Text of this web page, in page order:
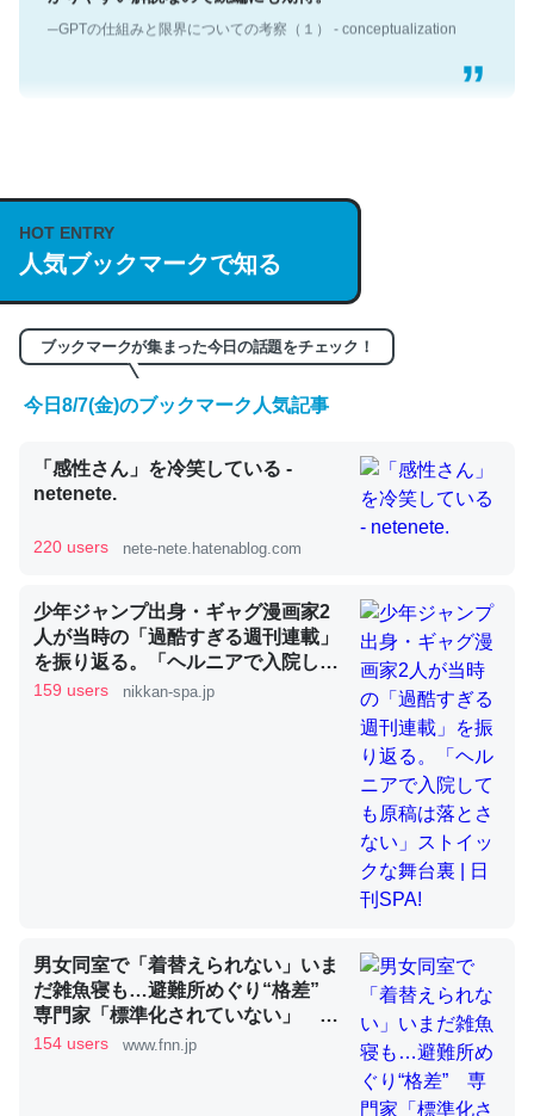
─GPTの仕組みと限界についての考察（１） - conceptualization
説してる記事が少ないので貴重な良記事。/続編来た
https://isobe324649.hatenablog.com/entry/2023/03/27
/064121
─GPTの仕組みと限界についての考察（１） - conceptualization
くらい。小説でいう「ずっと前の伏線」は回収されないけ
ど、短期記憶というには多い分量。進化すればするほど分
かりやすく強くなりそう
昆虫ってカルシウム少ないのか。知らんかった。調べたら
コオロギのカルシウム分はエビの600分の1程度。
─ニュース :: 【研究発表】昆虫学の大問題＝「昆虫はなぜ海にいな
論文では「淡水はカルシウムも酸素も不足してて両方に不
利だから両方が拮抗してるのでは」とあって面白い。海に
いる鋏角類（カブトガニ・ウミグモ）はカルシウムを使わ
ずキチンを強化してる筈だが、酵素が違うのか？
─ニュース :: 【研究発表】昆虫学の大問題＝「昆虫はなぜ海にいな
HOT ENTRY
人気ブックマークで知る
ブックマークが集まった今日の話題をチェック！
今日8/7(金)のブックマーク人気記事
「感性さん」を冷笑している -
netenete.
220 users nete-nete.hatenablog.com
少年ジャンプ出身・ギャグ漫画家2
人が当時の「過酷すぎる週刊連載」
を振り返る。「ヘルニアで入院して
も原稿は落とさない」ストイックな
159 users nikkan-spa.jp
男女同室で「着替えられない」いま
だ雑魚寝も…避難所めぐり“格差”
専門家「標準化されていない」 令
和8年熊本地震｜FNNプライムオン
154 users www.fnn.jp